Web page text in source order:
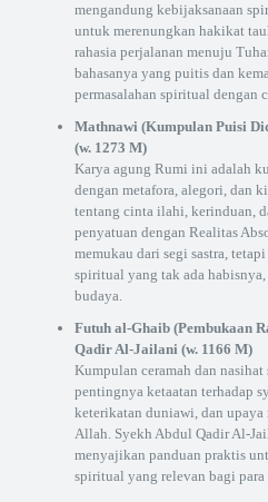
mengandung kebijaksanaan
untuk merenungkan hakikat
rahasia perjalanan menuju
bahasanya yang puitis dan
permasalahan spiritual dengan
Mathnawi (Kumpulan Puisi
(w. 1273 M)
Karya agung Rumi ini adalah
dengan metafora, alegori, dan
tentang cinta ilahi, kerinduan,
penyatuan dengan Realitas
memukau dari segi sastra,
spiritual yang tak ada habisnya,
budaya.
Futuh al-Ghaib (Pembukaan
Qadir Al-Jailani (w. 1166 M)
Kumpulan ceramah dan
pentingnya ketaatan terhadap
keterikatan duniawi, dan upaya
Allah. Syekh Abdul Qadir Al-
menyajikan panduan praktis
spiritual yang relevan bagi